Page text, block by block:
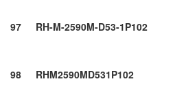
97 RH-M-2590M-D53-1P102
98 RHM2590MD531P102